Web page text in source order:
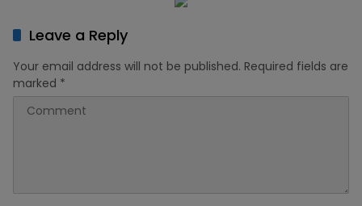
Leave a Reply
Your email address will not be published. Required fields are
marked *